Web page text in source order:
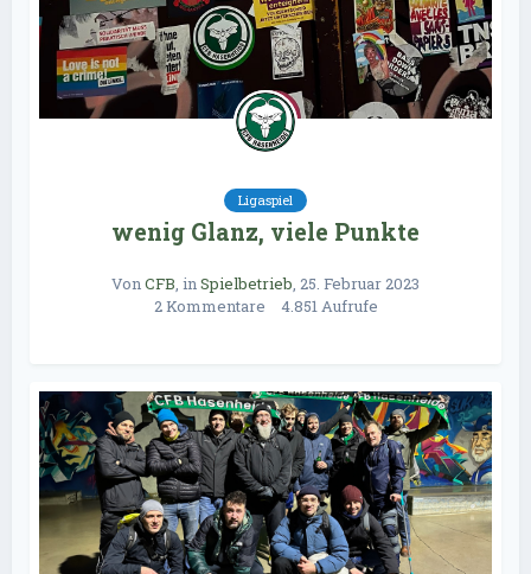
Ligaspiel
wenig Glanz, viele Punkte
VonCFB, inSpielbetrieb, 25. Februar 2023
2 Kommentare
4.851 Aufrufe